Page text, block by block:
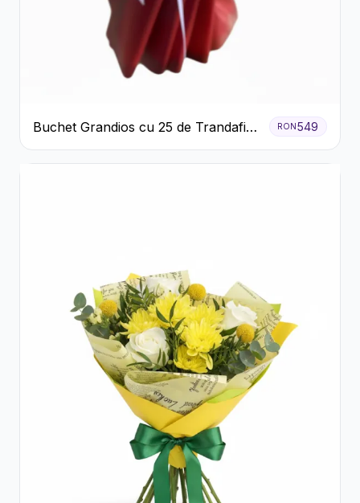
Buchet Grandios cu 25 de Trandafiri
Roșii
RON549